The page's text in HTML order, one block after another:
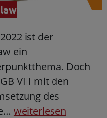
ist der
ein
Doch
VIII mit den
des
weiterlesen